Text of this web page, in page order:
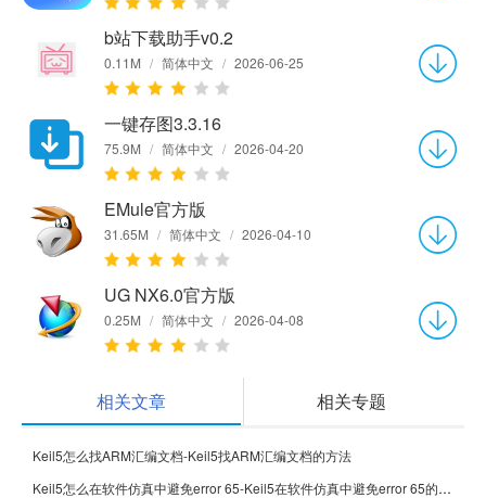
b站下载助手v0.2
0.11M / 简体中文 / 2026-06-25
一键存图3.3.16
75.9M / 简体中文 / 2026-04-20
EMule官方版
31.65M / 简体中文 / 2026-04-10
UG NX6.0官方版
0.25M / 简体中文 / 2026-04-08
相关文章 相关专题
Keil5怎么找ARM汇编文档-Keil5找ARM汇编文档的方法
Keil5怎么在软件仿真中避免error 65-Keil5在软件仿真中避免error 65的方法